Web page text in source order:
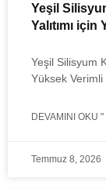
Yeşil
Yalıtımı
Yeşil Silisyum
Yüksek Verimli
DEVAMINI OKU "
Temmuz 8, 2026